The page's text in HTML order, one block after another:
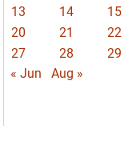
13
14 15
20
21 22
27
28 29
« Jun
Aug »